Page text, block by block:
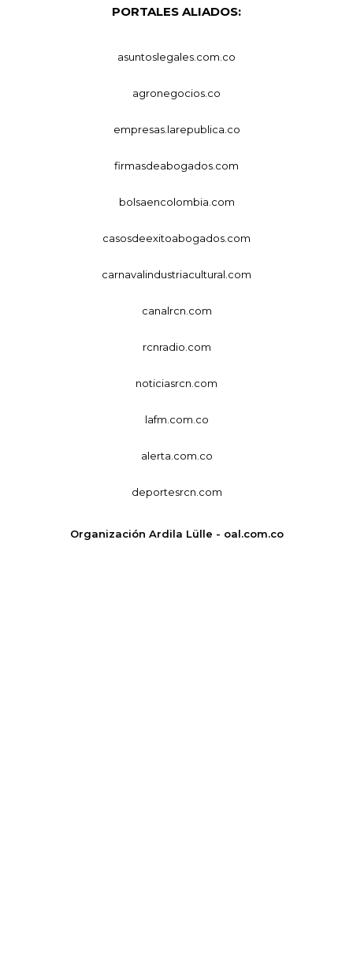
PORTALES ALIADOS:
asuntoslegales.com.co
agronegocios.co
empresas.larepublica.co
firmasdeabogados.com
bolsaencolombia.com
casosdeexitoabogados.com
carnavalindustriacultural.com
canalrcn.com
rcnradio.com
noticiasrcn.com
lafm.com.co
alerta.com.co
deportesrcn.com
Organización Ardila Lülle - oal.com.co